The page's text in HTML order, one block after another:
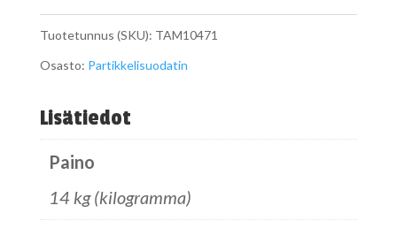
Tuotetunnus (SKU): TAM10471
Osasto: Partikkelisuodatin
Lisätiedot
Paino
14 kg (kilogramma)